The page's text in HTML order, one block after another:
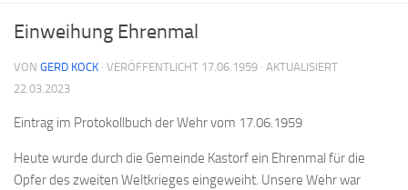
Einweihung Ehrenmal
VON GERD KOCK · VERÖFFENTLICHT 17.06.1959 · AKTUALISIERT
22.03.2023
Eintrag im Protokollbuch der Wehr vom 17.06.1959
Heute wurde durch die Gemeinde Kastorf ein Ehrenmal für die
Opfer des zweiten Weltkrieges eingeweiht. Unsere Wehr war